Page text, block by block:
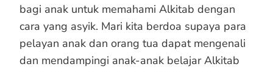
bagi anak untuk memahami Alkitab dengan
cara yang asyik. Mari kita berdoa supaya para
pelayan anak dan orang tua dapat mengenali
dan mendampingi anak-anak belajar Alkitab